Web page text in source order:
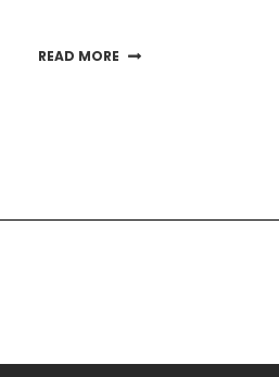
READ MORE